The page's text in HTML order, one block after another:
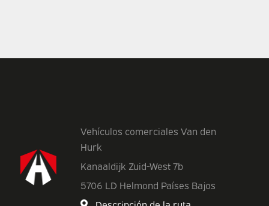
Vehículos comerciales Van den
Hurk
Kanaaldijk Zuid-West 7b
5706 LD Helmond Países Bajos